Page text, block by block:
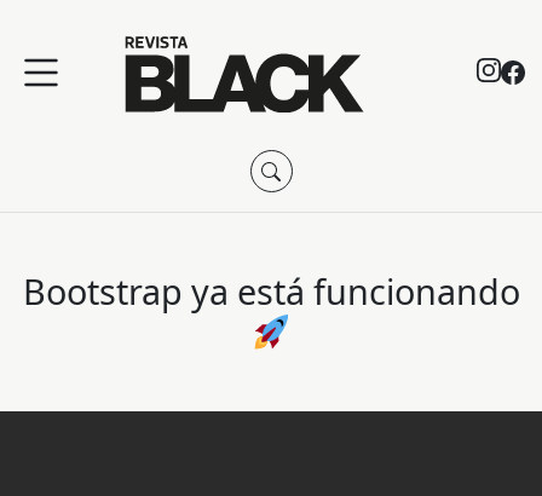
Bootstrap ya está funcionando